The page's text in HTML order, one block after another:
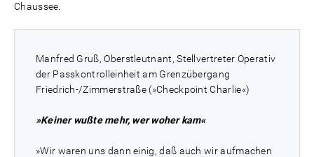
Chaussee.
Manfred Gruß, Oberstleutnant, Stellvertreter Operativ
der Passkontrolleinheit am Grenzübergang
Friedrich-/Zimmerstraße (»Checkpoint Charlie«)
»Keiner wußte mehr, wer woher kam«
»Wir waren uns dann einig, daß auch wir aufmachen